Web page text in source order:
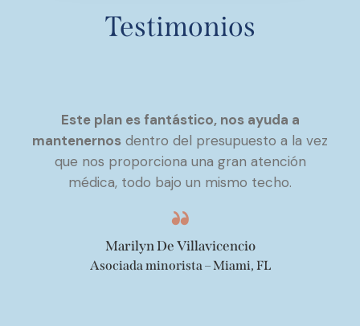
Testimonios
Este plan es fantástico, nos ayuda a
mantenernos dentro del presupuesto a la vez
que nos proporciona una gran atención
médica, todo bajo un mismo techo.
Marilyn De Villavicencio
Asociada minorista – Miami, FL